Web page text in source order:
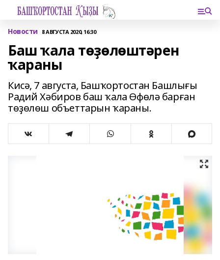
Новости 8 АВГУСТА 2020, 16:30
Баш ҡала төҙөлөштәрен
ҡараны
Кисә, 7 августа, Башҡортостан Башлығы
Радий Хәбиров баш ҡала Өфөлә барған
төҙөлөш объеттарын ҡараны.